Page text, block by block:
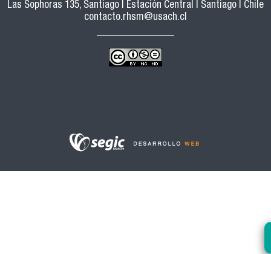
Las Sophoras 135, Santiago | Estación Central | Santiago | Chile
contacto.rhsm@usach.cl